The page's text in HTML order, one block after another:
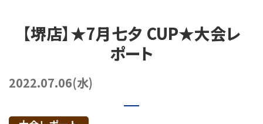
0729-65-6060
072-249-8382
コート利用予約
【堺店】★7月七夕 CUP★大会レ
ポート
2022.07.06(水)